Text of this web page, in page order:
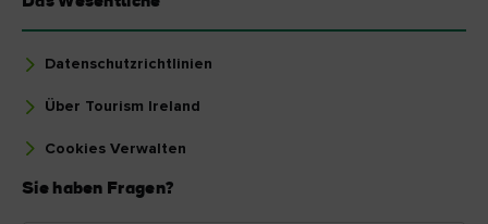
Datenschutzrichtlinien
Über Tourism Ireland
Cookies Verwalten
Sie haben Fragen?